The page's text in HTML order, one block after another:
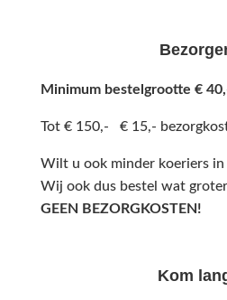
Minimum bestelgrootte €
Tot € 150,- € 15,-
Wilt u ook minder koeriers in
Wij ook dus bestel wat
GEEN BEZORGKOSTEN!
Kom